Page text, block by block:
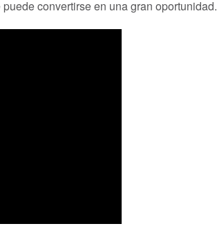
convertirse en una gran oportunidad.